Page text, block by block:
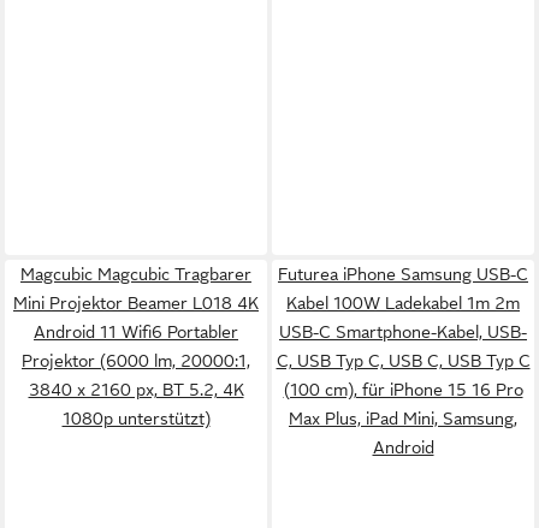
Magcubic Magcubic Tragbarer
Mini Projektor Beamer L018 4K
Android 11 Wifi6 Portabler
Projektor (6000 lm, 20000:1,
3840 x 2160 px, BT 5.2, 4K
1080p unterstützt)
Futurea iPhone Samsung USB-C
Kabel 100W Ladekabel 1m 2m
USB-C Smartphone-Kabel, USB-
C, USB Typ C, USB C, USB Typ C
(100 cm), für iPhone 15 16 Pro
Max Plus, iPad Mini, Samsung,
Android